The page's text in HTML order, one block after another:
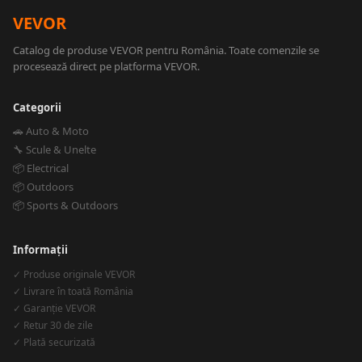
VEVOR
Catalog de produse VEVOR pentru România. Toate comenzile se
procesează direct pe platforma VEVOR.
Categorii
🚗 Auto & Moto
🔧 Scule & Unelte
📦 Electrical
📦 Outdoors
📦 Sports & Outdoors
Informații
✓ Produse originale VEVOR
✓ Livrare în toată România
✓ Garanție VEVOR
✓ Retur 30 de zile
✓ Plată securizată